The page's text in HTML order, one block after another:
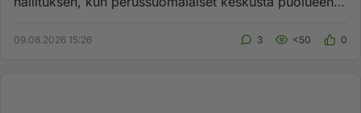
09.08.2026 15:26 3 <50 0